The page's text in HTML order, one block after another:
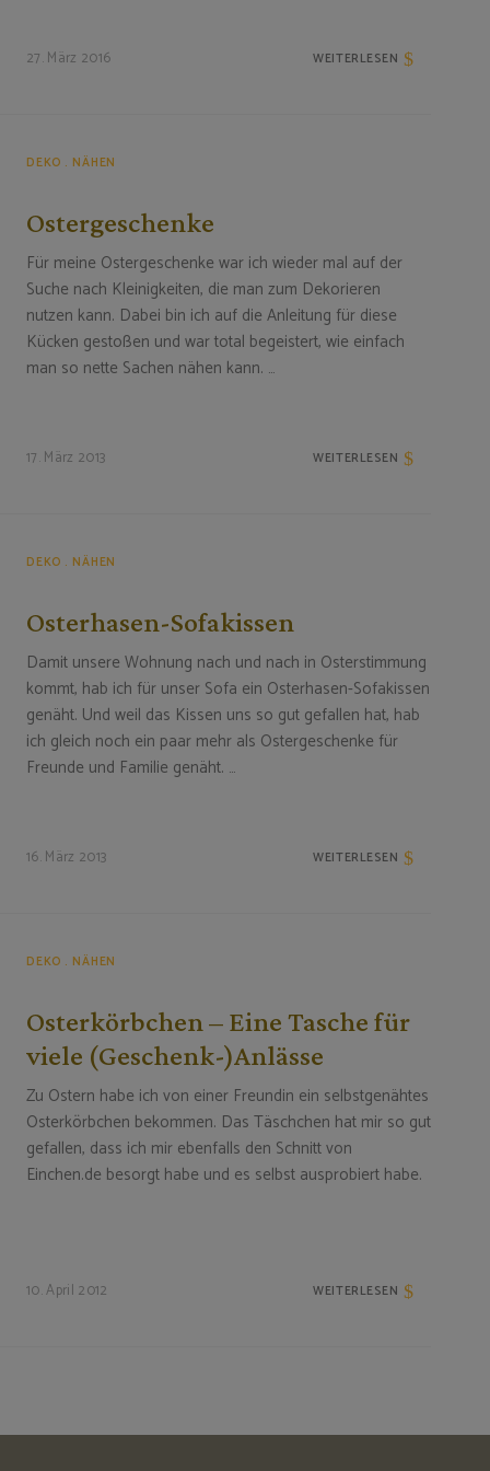
27. März 2016 WEITERLESEN
DEKO NÄHEN
Ostergeschenke
Für meine Ostergeschenke war ich wieder mal auf der
Suche nach Kleinigkeiten, die man zum Dekorieren
nutzen kann. Dabei bin ich auf die Anleitung für diese
Kücken gestoßen und war total begeistert, wie einfach
man so nette Sachen nähen kann. …
17. März 2013 WEITERLESEN
DEKO NÄHEN
Osterhasen-Sofakissen
Damit unsere Wohnung nach und nach in Osterstimmung
kommt, hab ich für unser Sofa ein Osterhasen-Sofakissen
genäht. Und weil das Kissen uns so gut gefallen hat, hab
ich gleich noch ein paar mehr als Ostergeschenke für
Freunde und Familie genäht. …
16. März 2013 WEITERLESEN
DEKO NÄHEN
Osterkörbchen – Eine Tasche für
viele (Geschenk-)Anlässe
Zu Ostern habe ich von einer Freundin ein selbstgenähtes
Osterkörbchen bekommen. Das Täschchen hat mir so gut
gefallen, dass ich mir ebenfalls den Schnitt von
Einchen.de besorgt habe und es selbst ausprobiert habe.
10. April 2012 WEITERLESEN